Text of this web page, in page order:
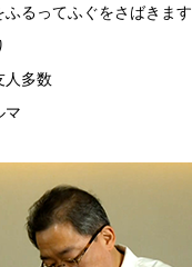
るってふぐをさばきます
人多数
マ